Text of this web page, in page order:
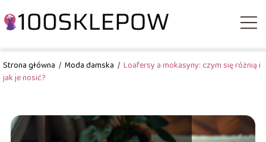
Strona główna / Moda damska / Loafersy a mokasyny: czym się różnią i
jak je nosić?